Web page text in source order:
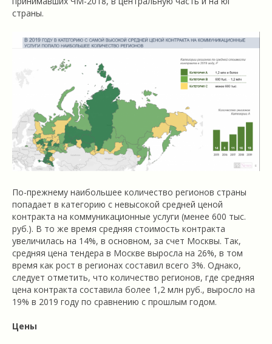
страны.
По-прежнему наибольшее количество регионов страны
попадает в категорию с невысокой средней ценой
контракта на коммуникационные услуги (менее 600 тыс.
руб.). В то же время средняя стоимость контракта
увеличилась на 14%, в основном, за счет Москвы. Так,
средняя цена тендера в Москве выросла на 26%, в том
время как рост в регионах составил всего 3%. Однако,
следует отметить, что количество регионов, где средняя
цена контракта составила более 1,2 млн руб., выросло на
19% в 2019 году по сравнению с прошлым годом.
Цены